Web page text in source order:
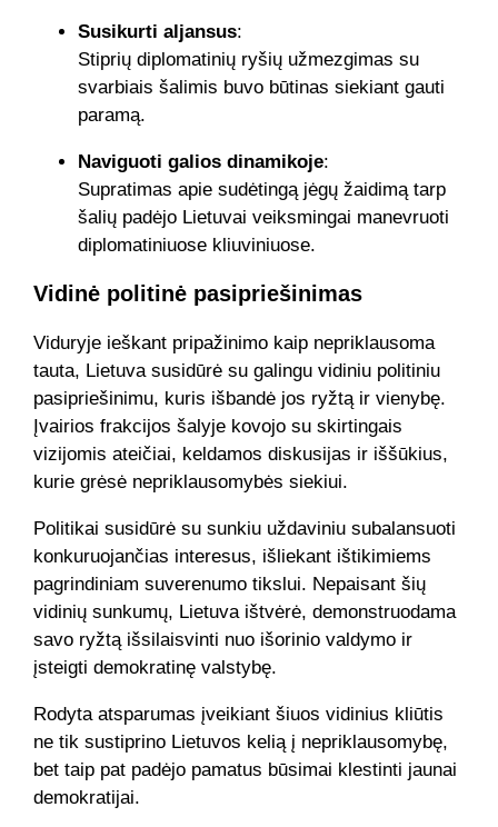
Susikurti aljansus:
Stiprių diplomatinių ryšių užmezgimas su
svarbiais šalimis buvo būtinas siekiant gauti
paramą.
Naviguoti galios dinamikoje:
Supratimas apie sudėtingą jėgų žaidimą tarp
šalių padėjo Lietuvai veiksmingai manevruoti
diplomatiniuose kliuviniuose.
Vidinė politinė pasipriešinimas
Viduryje ieškant pripažinimo kaip nepriklausoma
tauta, Lietuva susidūrė su galingu vidiniu politiniu
pasipriešinimu, kuris išbandė jos ryžtą ir vienybę.
Įvairios frakcijos šalyje kovojo su skirtingais
vizijomis ateičiai, keldamos diskusijas ir iššūkius,
kurie grėsė nepriklausomybės siekiui.
Politikai susidūrė su sunkiu uždaviniu subalansuoti
konkuruojančias interesus, išliekant ištikimiems
pagrindiniam suverenumo tikslui. Nepaisant šių
vidinių sunkumų, Lietuva ištvėrė, demonstruodama
savo ryžtą išsilaisvinti nuo išorinio valdymo ir
įsteigti demokratinę valstybę.
Rodyta atsparumas įveikiant šiuos vidinius kliūtis
ne tik sustiprino Lietuvos kelią į nepriklausomybę,
bet taip pat padėjo pamatus būsimai klestinti jaunai
demokratijai.